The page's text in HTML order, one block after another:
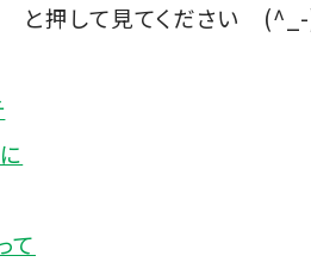
と押して見てください
て